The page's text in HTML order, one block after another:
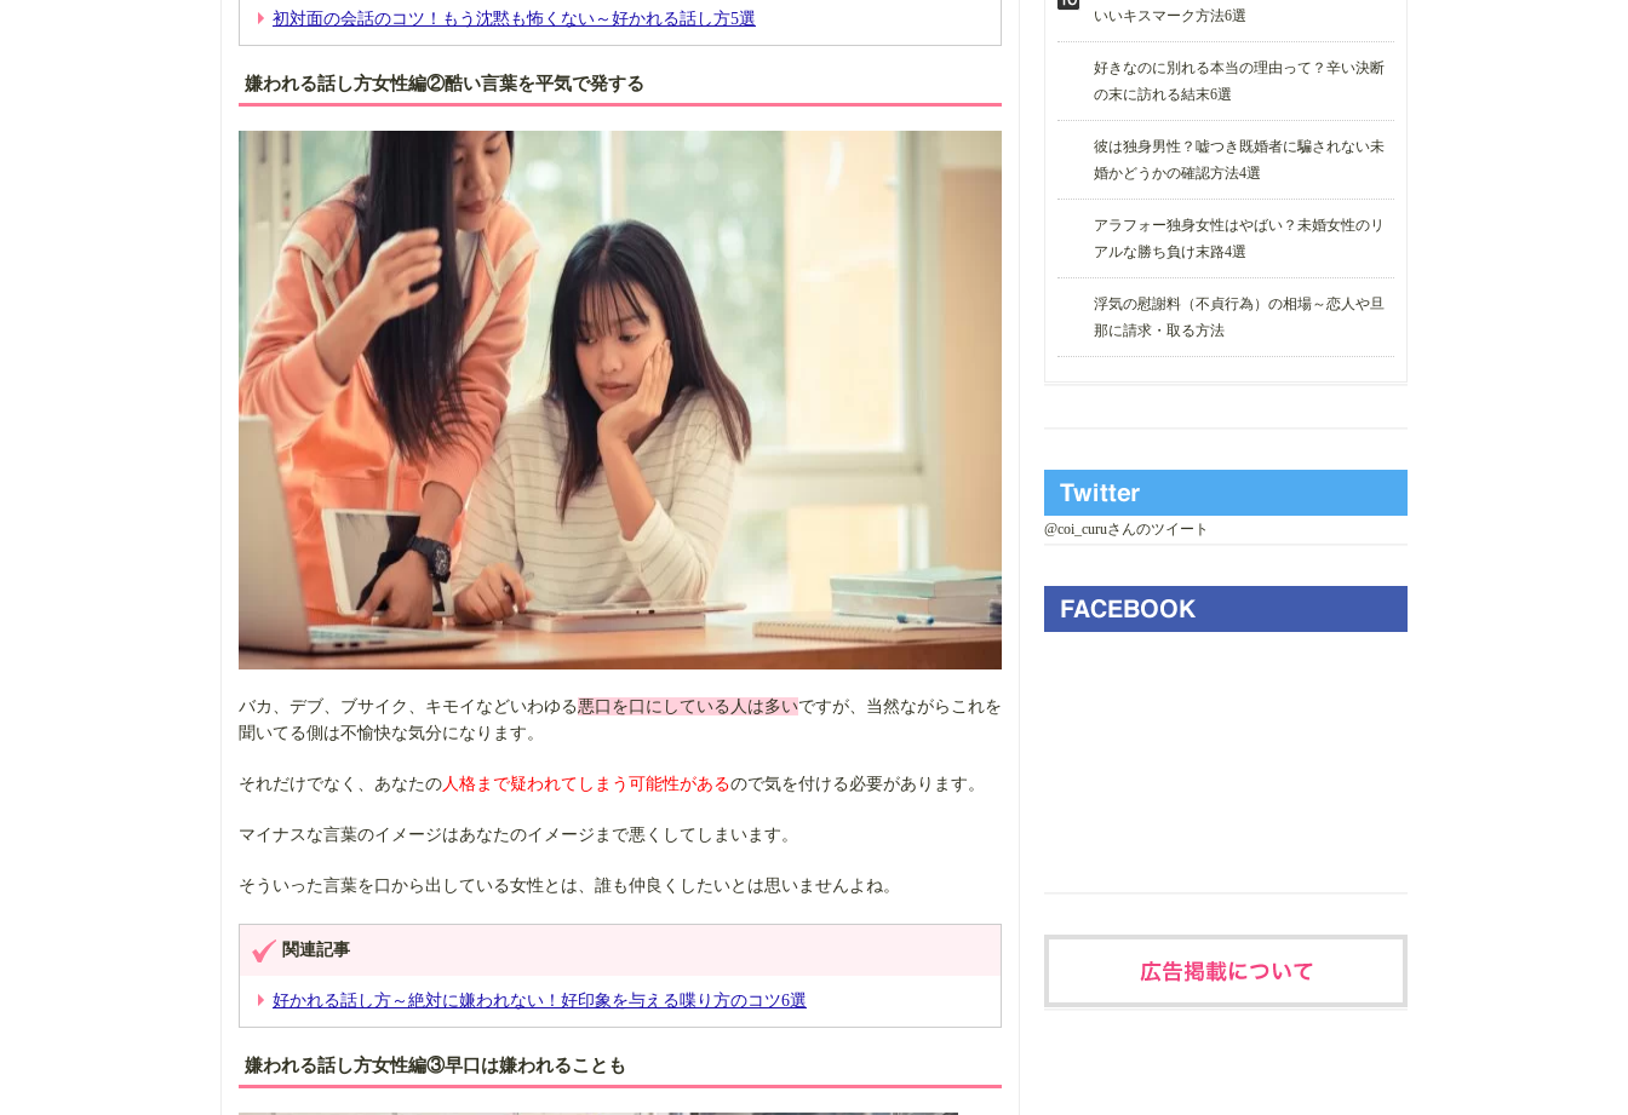
初対面の会話のコツ！もう沈黙も怖くない～好かれる話し方5選
嫌われる話し方女性編②酷い言葉を平気で発する
バカ、デブ、ブサイク、キモイなどいわゆる悪口を口にしている人は多いですが、当然ながらこれを
聞いてる側は不愉快な気分になります。
それだけでなく、あなたの人格まで疑われてしまう可能性があるので気を付ける必要があります。
マイナスな言葉のイメージはあなたのイメージまで悪くしてしまいます。
そういった言葉を口から出している女性とは、誰も仲良くしたいとは思いませんよね。
関連記事
好かれる話し方～絶対に嫌われない！好印象を与える喋り方のコツ6選
嫌われる話し方女性編③早口は嫌われることも
いいキスマーク方法6選
好きなのに別れる本当の理由って？辛い決断
の末に訪れる結末6選
彼は独身男性？嘘つき既婚者に騙されない未
婚かどうかの確認方法4選
アラフォー独身女性はやばい？未婚女性のリ
アルな勝ち負け末路4選
浮気の慰謝料（不貞行為）の相場～恋人や旦
那に請求・取る方法
@coi_curuさんのツイート